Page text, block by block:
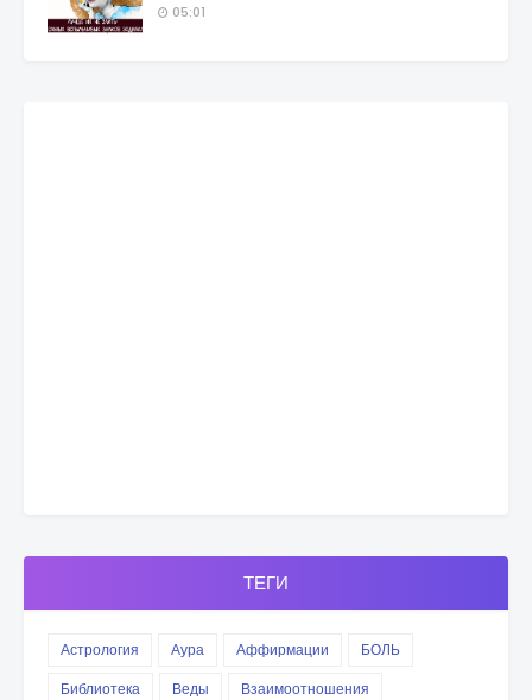
05:01
ТЕГИ
Астрология Аура Аффирмации
БОЛЬ
Библиотека
Веды
Взаимоотношения